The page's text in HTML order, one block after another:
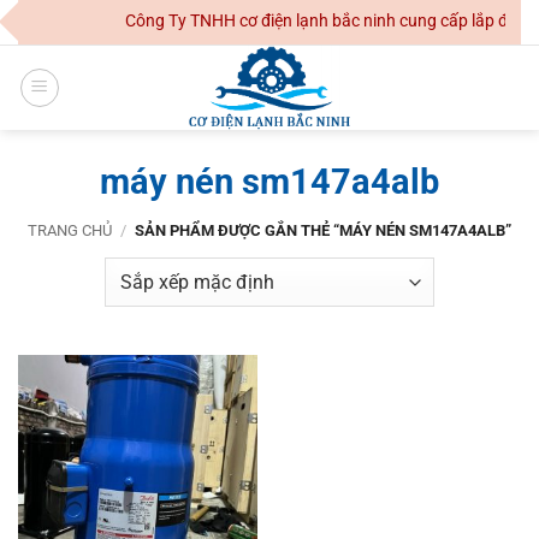
Skip
to
content
Công Ty TNHH cơ điện lạnh bắc ninh cung cấp lắp đặt
máy nén sm147a4alb
TRANG CHỦ / SẢN PHẨM ĐƯỢC GẮN THẺ “MÁY NÉN SM147A4ALB”